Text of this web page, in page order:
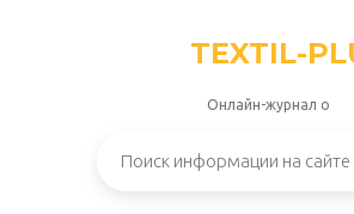
TEXTIL-
Онлайн-журнал о